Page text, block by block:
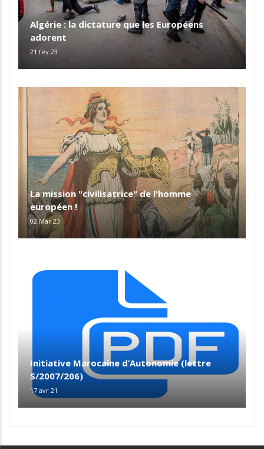
Algérie : la dictature que les Européens
adorent
21 fév 23
La mission "civilisatrice" de l'homme
européen !
02 Mar 23
Initiative Marocaine d’Autonomie (lettre
S/2007/206)
17 avr 21